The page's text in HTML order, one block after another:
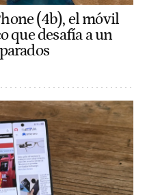
(4b), el móvil
que desafía a un